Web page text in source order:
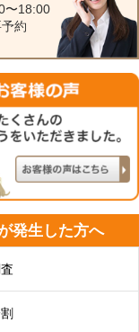
〜18:00
約
発生した方へ